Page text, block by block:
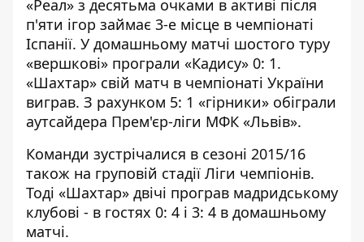
«Реал» з десятьма очками в активі після
п'яти ігор займає 3-е місце в чемпіонаті
Іспанії. У домашньому матчі шостого туру
«вершкові» програли «Кадису» 0: 1.
«Шахтар» свій матч в чемпіонаті України
виграв. З рахунком 5: 1 «гірники» обіграли
аутсайдера Прем'єр-ліги МФК «Львів».
Команди зустрічалися в сезоні 2015/16
також на груповій стадії Ліги чемпіонів.
Тоді «Шахтар» двічі програв мадридському
клубові - в гостях 0: 4 і 3: 4 в домашньому
матчі.